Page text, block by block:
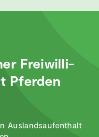
Freiwil­li­
Pferden
Auslands­auf­ent­halt